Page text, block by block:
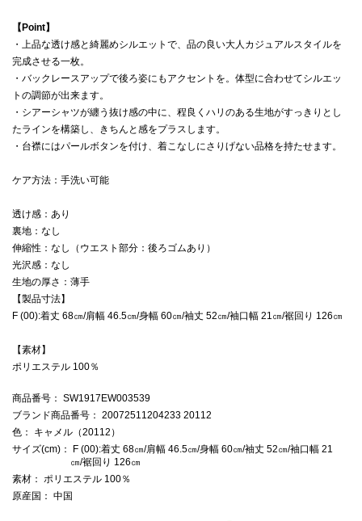
【Point】
・上品な透け感と綺麗めシルエットで、品の良い大人カジュアルスタイルを
完成させる一枚。
・バックレースアップで後ろ姿にもアクセントを。体型に合わせてシルエッ
トの調節が出来ます。
・シアーシャツが纏う抜け感の中に、程良くハリのある生地がすっきりとし
たラインを構築し、きちんと感をプラスします。
・台襟にはパールボタンを付け、着こなしにさりげない品格を持たせます。
ケア方法：手洗い可能
透け感：あり
裏地：なし
伸縮性：なし（ウエスト部分：後ろゴムあり）
光沢感：なし
生地の厚さ：薄手
【製品寸法】
F (00):着丈 68㎝/肩幅 46.5㎝/身幅 60㎝/袖丈 52㎝/袖口幅 21㎝/裾回り 126㎝
【素材】
ポリエステル 100％
商品番号 ： SW1917EW003539
ブランド商品番号 ： 20072511204233 20112
色 ： キャメル（20112）
サイズ(cm) ： F (00):着丈 68㎝/肩幅 46.5㎝/身幅 60㎝/袖丈 52㎝/袖口幅 21
㎝/裾回り 126㎝
素材 ： ポリエステル 100％
原産国 ： 中国